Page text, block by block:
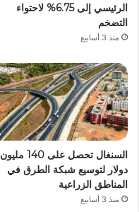
الرئيسي إلى 6.75% لاحتواء
التضخم
منذ 3 أسابيع
السنغال تحصل على 140 مليون
دولار لتوسيع شبكة الطرق في
المناطق الزراعية
منذ 3 أسابيع